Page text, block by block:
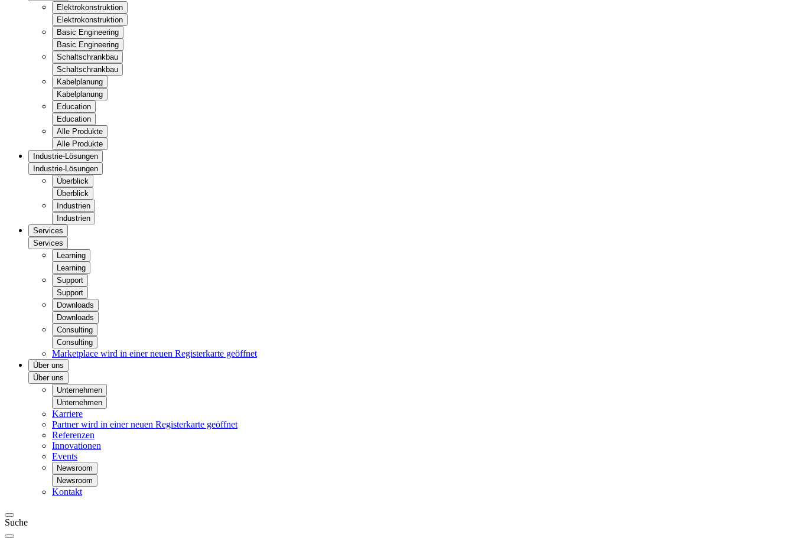
Elektrokonstruktion
Elektrokonstruktion
Basic Engineering
Basic Engineering
Schaltschrankbau
Schaltschrankbau
Kabelplanung
Kabelplanung
Education
Education
Alle Produkte
Alle Produkte
Industrie-Lösungen
Industrie-Lösungen
Überblick
Überblick
Industrien
Industrien
Services
Services
Learning
Learning
Support
Support
Downloads
Downloads
Consulting
Consulting
Marketplace wird in einer neuen Registerkarte geöffnet
Über uns
Über uns
Unternehmen
Unternehmen
Karriere
Partnerwird in einer neuen Registerkarte geöffnet
Referenzen
Innovationen
Events
Newsroom
Newsroom
Kontakt
Suche